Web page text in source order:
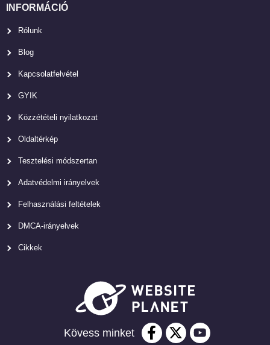
INFORMÁCIÓ
Rólunk
Blog
Kapcsolatfelvétel
GYIK
Közzétételi nyilatkozat
Oldaltérkép
Tesztelési módszertan
Adatvédelmi irányelvek
Felhasználási feltételek
DMCA-irányelvek
Cikkek
Kövess minket